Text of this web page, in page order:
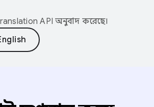
API অনুবাদ করেছে।